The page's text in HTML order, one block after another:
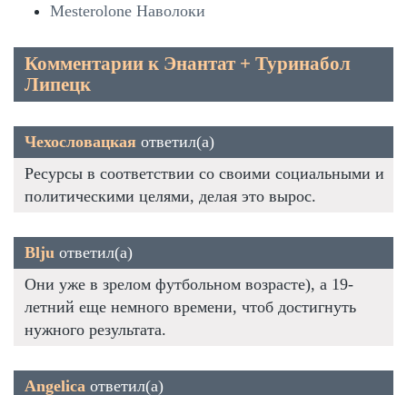
Mesterolone Наволоки
Комментарии к Энантат + Туринабол
Липецк
Чехословацкая ответил(а)
Ресурсы в соответствии со своими социальными и
политическими целями, делая это вырос.
Blju ответил(а)
Они уже в зрелом футбольном возрасте), а 19-
летний еще немного времени, чтоб достигнуть
нужного результата.
Angelica ответил(а)